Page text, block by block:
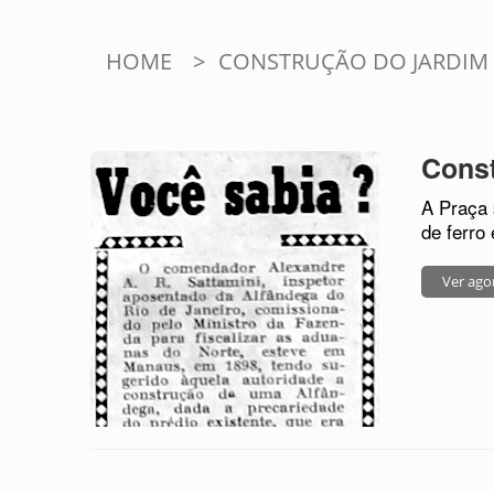
HOME > CONSTRUÇÃO DO
A Praça
de ferro
Ver